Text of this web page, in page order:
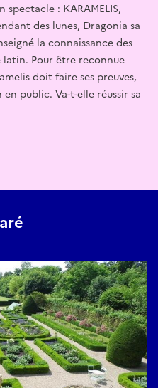
: KARAMELIS,
des lunes, Dragonia sa
la connaissance des
Pour être reconnue
doit faire ses preuves,
public. Va-t-elle réussir sa